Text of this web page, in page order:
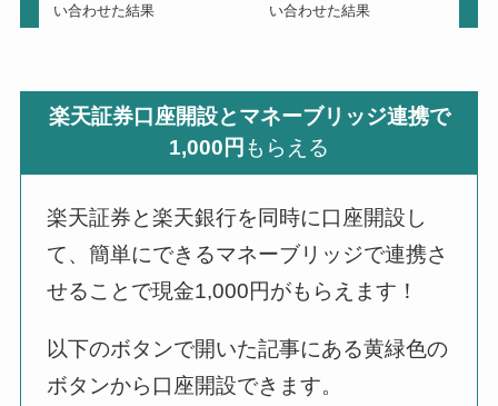
い合わせた結果
い合わせた結果
楽天証券口座開設とマネーブリッジ連携で
1,000円 もらえる
楽天証券と楽天銀行を同時に口座開設し
て、簡単にできるマネーブリッジで連携さ
せることで現金1,000円がもらえます！
以下のボタンで開いた記事にある黄緑色の
ボタンから口座開設できます。